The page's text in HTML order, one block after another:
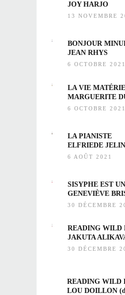
JOY HARJO
13 NOVEMBRE
BONJOUR
JEAN RHYS
6 OCTOBRE 2021
LA VIE
MARGUERITE
6 OCTOBRE 2021
LA PIANISTE
ELFRIEDE
6 AOÛT 2021
SISYPHE EST
GENEVIÈVE
30 DÉCEMBRE
READING WILD
JAKUTA
30 DÉCEMBRE
READING WILD
LOU DOILLON